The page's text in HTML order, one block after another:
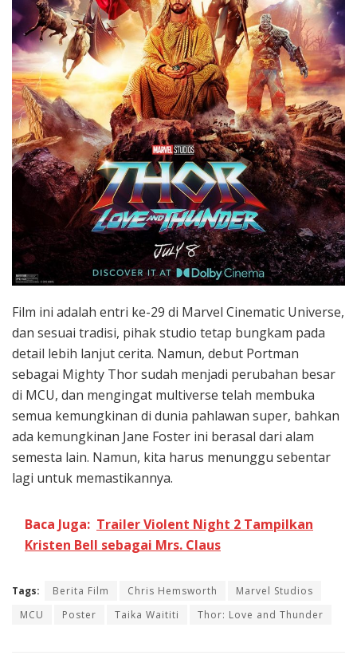
Film ini adalah entri ke-29 di Marvel Cinematic Universe,
dan sesuai tradisi, pihak studio tetap bungkam pada
detail lebih lanjut cerita. Namun, debut Portman
sebagai Mighty Thor sudah menjadi perubahan besar
di MCU, dan mengingat multiverse telah membuka
semua kemungkinan di dunia pahlawan super, bahkan
ada kemungkinan Jane Foster ini berasal dari alam
semesta lain. Namun, kita harus menunggu sebentar
lagi untuk memastikannya.
Baca Juga: Trailer Violent Night 2 Tampilkan
Kristen Bell sebagai Mrs. Claus
Tags: Berita Film Chris Hemsworth
Marvel Studios
MCU
Poster Taika Waititi Thor: Love and Thunder